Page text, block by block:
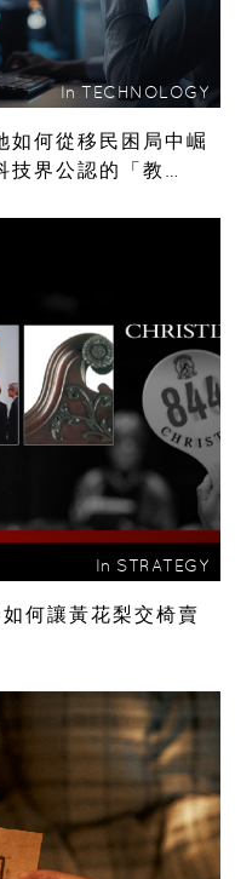
In TECHNOLOGY
如何從移民困局中崛
技界公認的「教
In STRATEGY
何讓黃花梨交椅賣